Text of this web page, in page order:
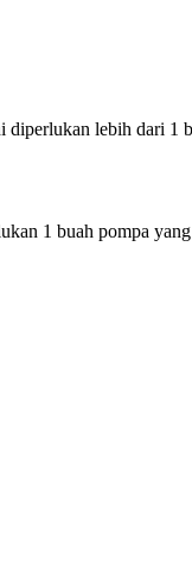
diperlukan lebih dari
1 buah pompa